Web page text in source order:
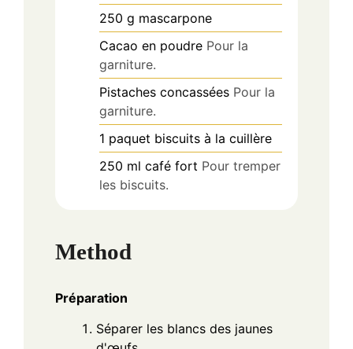
250 g mascarpone
Cacao en poudre Pour la
garniture.
Pistaches concassées Pour la
garniture.
1 paquet biscuits à la cuillère
250 ml café fort Pour tremper
les biscuits.
Method
Préparation
Séparer les blancs des jaunes